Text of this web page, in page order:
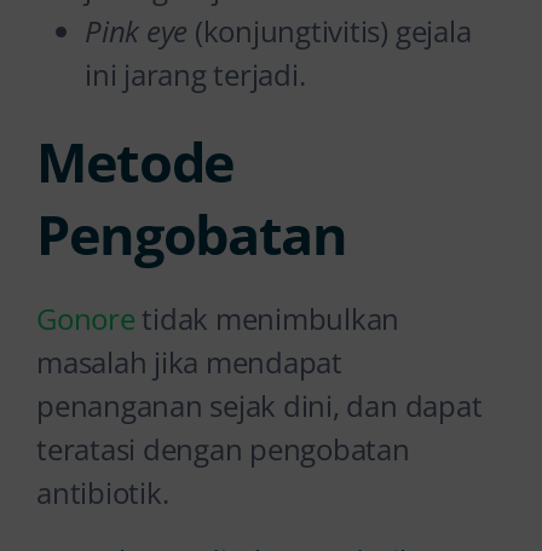
Pink eye (konjungtivitis) gejala
ini jarang terjadi.
Metode
Pengobatan
Gonore tidak menimbulkan
masalah jika mendapat
penanganan sejak dini, dan dapat
teratasi dengan pengobatan
antibiotik.